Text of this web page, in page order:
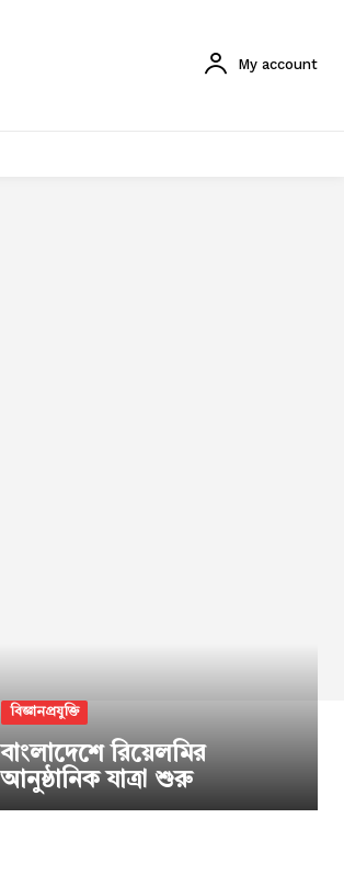
My account
বিজ্ঞানপ্রযুক্তি
বাংলাদেশে রিয়েলমির
আনুষ্ঠানিক যাত্রা শুরু